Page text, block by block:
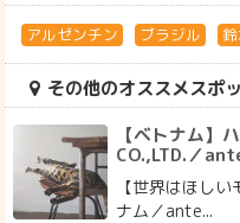
アルゼンチン ブラジル
その他のオススメスポ
【ベトナム】
CO.,LTD.／
【世界はほし
ナム／ante...